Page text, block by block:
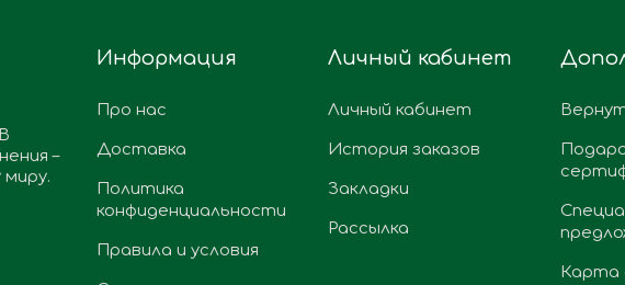
–
миру.
Информация
Про нас
Доставка
Политика
конфиденциальности
Правила и условия
Личный кабинет
Личный кабинет
История заказов
Закладки
Рассылка
Карта